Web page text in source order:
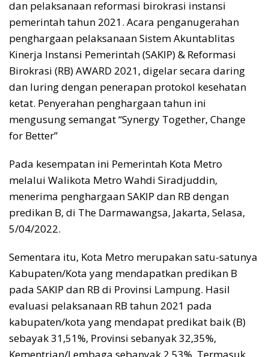
dan pelaksanaan reformasi birokrasi instansi
pemerintah tahun 2021. Acara penganugerahan
penghargaan pelaksanaan Sistem Akuntablitas
Kinerja Instansi Pemerintah (SAKIP) & Reformasi
Birokrasi (RB) AWARD 2021, digelar secara daring
dan luring dengan penerapan protokol kesehatan
ketat. Penyerahan penghargaan tahun ini
mengusung semangat “Synergy Together, Change
for Better”
Pada kesempatan ini Pemerintah Kota Metro
melalui Walikota Metro Wahdi Siradjuddin,
menerima penghargaan SAKIP dan RB dengan
predikan B, di The Darmawangsa, Jakarta, Selasa,
5/04/2022.
Sementara itu, Kota Metro merupakan satu-satunya
Kabupaten/Kota yang mendapatkan predikan B
pada SAKIP dan RB di Provinsi Lampung. Hasil
evaluasi pelaksanaan RB tahun 2021 pada
kabupaten/kota yang mendapat predikat baik (B)
sebayak 31,51%, Provinsi sebanyak 32,35%,
Kementrian/Lembaga sebanyak 2,53%. Termasuk